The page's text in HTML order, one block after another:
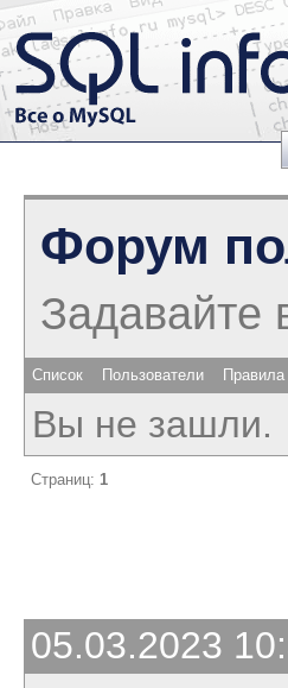
Форум
Задавайте
Список Пользователи Правила
Вы не зашли.
Страниц: 1
05.03.2023